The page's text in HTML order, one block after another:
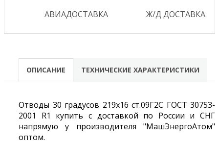
АВИАДОСТАВКА
Ж/Д ДОСТАВКА
ОПИСАНИЕ ТЕХНИЧЕСКИЕ ХАРАКТЕРИСТИКИ
Отводы 30 градусов 219х16 ст.09Г2С ГОСТ 30753-
2001 R1 купить с доставкой по России и СНГ
напрямую у производителя "МашЭнергоАтом"
оптом.